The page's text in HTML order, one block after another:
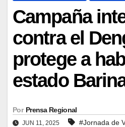
Campaña
contra el
protege a
estado
Por Prensa Regional
JUN 11, 2025 #Jornada de